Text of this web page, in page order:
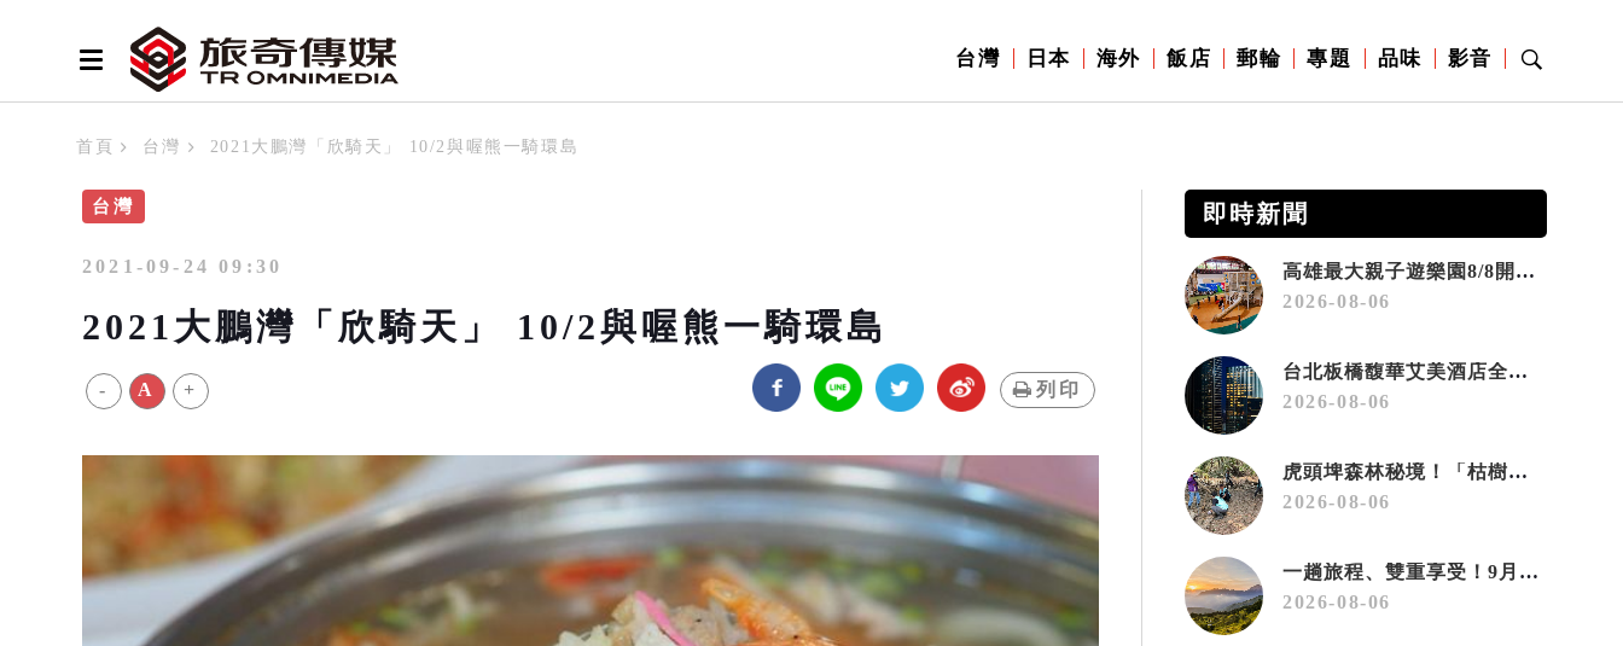
台灣 日本 海外 飯店 郵輪 專題 品味 影音
首頁 台灣 2021大鵬灣「欣騎天」 10/2與喔熊一騎環島
台灣
2021-09-24 09:30
2021大鵬灣「欣騎天」 10/2與喔熊一騎環島
- A + 列印
即時新聞
高雄最大親子遊樂園8/8開幕！30項設施免費玩、YOYO家族嗨翻暑假
2026-08-06
台北板橋馥華艾美酒店全新開幕 感官藝術策展打造旅居新風格
2026-08-06
虎頭埤森林秘境！「枯樹籬步道」生態復育有成 走進大自然生命教室
2026-08-06
一趟旅程、雙重享受！9月住宿合歡山 順遊奧萬大10元優惠入園
2026-08-06